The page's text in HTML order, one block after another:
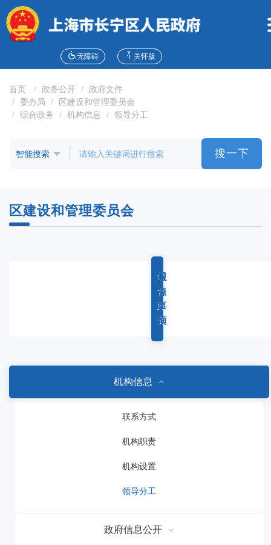
障
碍
说
无障碍 关怀版
首页 政务公开
政府文件
委办局
区建设和管理委员会
综合政务
机构信息 领导分工
搜一下
区建设和管理委员会
综
合
政
务
重
点
工
作
权
力
事
项
服
务
事
项
机构信息
联系方式
机构职责
机构设置
领导分工
政府信息公开